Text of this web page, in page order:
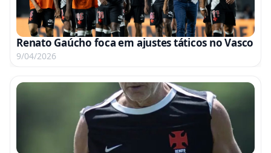
Renato Gaúcho foca em ajustes táticos no Vasco
9/04/2026